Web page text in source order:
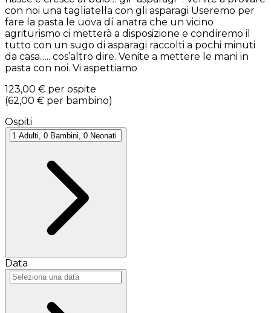
con noi una tagliatella con gli asparagi Useremo per
fare la pasta le uova dí anatra che un vicino
agriturismo ci metterà a disposizione e condiremo il
tutto con un sugo di asparagi raccolti a pochi minuti
da casa….. cos’altro dire. Venite a mettere le mani in
pasta con noi. Vi aspettiamo
123,00 € per ospite
(62,00 € per bambino)
Ospiti
Data